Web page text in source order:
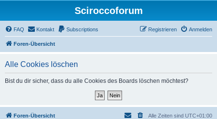
Sciroccoforum
FAQ Kontakt Subscriptions Anmelden
Registrieren
Foren-Übersicht
Alle Cookies löschen
Bist du dir sicher, dass du alle Cookies des Boards löschen möchtest?
Foren-Übersicht Alle Zeiten sind UTC+01:00